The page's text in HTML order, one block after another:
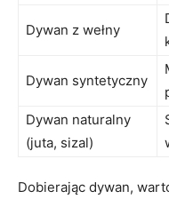
Dywan ⁣z wełny
Dywan syntetyczny
Dywan naturalny ​
(juta, sizal)
Dobierając‍ dywan,